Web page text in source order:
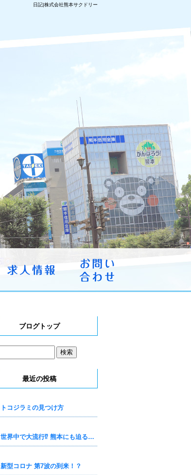
日記|株式会社熊本サクドリー
ブログトップ
最近の投稿
トコジラミの見つけ方
世界中で大流行⁉ 熊本にも迫るトコジラミの怖さ
新型コロナ 第7波の到来！？